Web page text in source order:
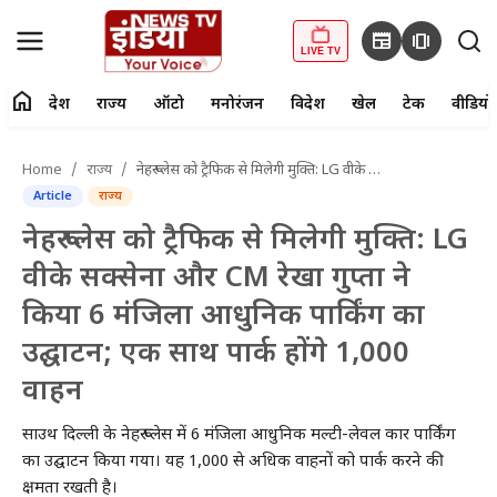
LIVE TV newspaper amp_stories
Home
देश
राज्य
ऑटो
मनोरंजन
home देश राज्य ऑटो मनोरंजन विदेश खेल टेक वीडियो
Home राज्य नेहरू प्लेस को ट्रैफिक से मिलेगी मुक्ति: LG वीके सक्सेना और CM रेखा गुप्ता ने किया 6 मंजिला आधुनिक पार्किंग का उद्घाटन; एक साथ पार्क होंगे 1,000 वाहन
Article राज्य
नेहरू प्लेस को ट्रैफिक से मिलेगी मुक्ति: LG
वीके सक्सेना और CM रेखा गुप्ता ने
किया 6 मंजिला आधुनिक पार्किंग का
उद्घाटन; एक साथ पार्क होंगे 1,000
वाहन
साउथ दिल्ली के नेहरू प्लेस में 6 मंजिला आधुनिक मल्टी-लेवल कार पार्किंग
का उद्घाटन किया गया। यह 1,000 से अधिक वाहनों को पार्क करने की
क्षमता रखती है।